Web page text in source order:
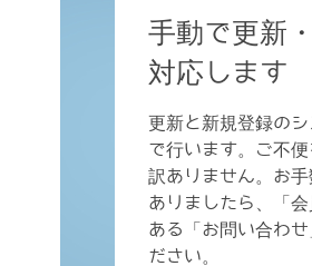
手動で更新
対応します
更新と新規登録の
で行います。ご不
訳ありません。お
ありましたら、「
ある「お問い合わ
ださい。